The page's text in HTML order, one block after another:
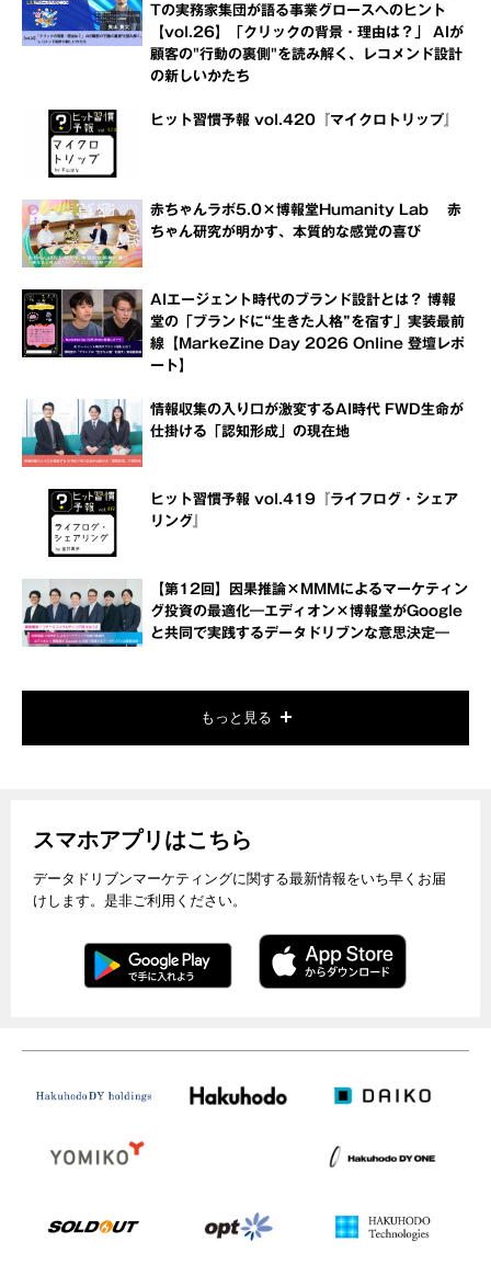
Tの実務家集団が語る事業グロースへのヒント
【vol.26】「クリックの背景・理由は？」 AIが
顧客の"行動の裏側"を読み解く、レコメンド設計
の新しいかたち
ヒット習慣予報 vol.420『マイクロトリップ』
赤ちゃんラボ5.0×博報堂Humanity Lab 赤
ちゃん研究が明かす、本質的な感覚の喜び
AIエージェント時代のブランド設計とは？ 博報
堂の「ブランドに“生きた人格”を宿す」実装最前
線【MarkeZine Day 2026 Online 登壇レポ
ート】
情報収集の入り口が激変するAI時代 FWD生命が
仕掛ける「認知形成」の現在地
ヒット習慣予報 vol.419『ライフログ・シェア
リング』
【第12回】因果推論×MMMによるマーケティン
グ投資の最適化―エディオン×博報堂がGoogle
と共同で実践するデータドリブンな意思決定―
もっと見る
スマホアプリはこちら
データドリブンマーケティングに関する最新情報をいち早くお届
けします。是非ご利用ください。